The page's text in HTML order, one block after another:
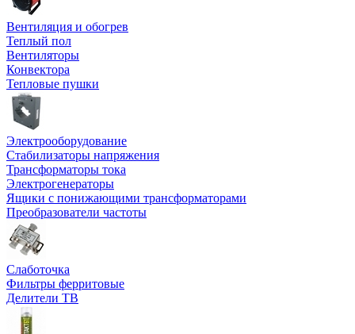
Вентиляция и обогрев
Теплый пол
Вентиляторы
Конвектора
Тепловые пушки
Электрооборудование
Стабилизаторы напряжения
Трансформаторы тока
Электрогенераторы
Ящики с понижающими трансформаторами
Преобразователи частоты
Слаботочка
Фильтры ферритовые
Делители ТВ